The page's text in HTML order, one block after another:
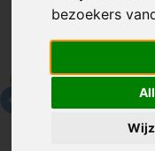
bezoekers